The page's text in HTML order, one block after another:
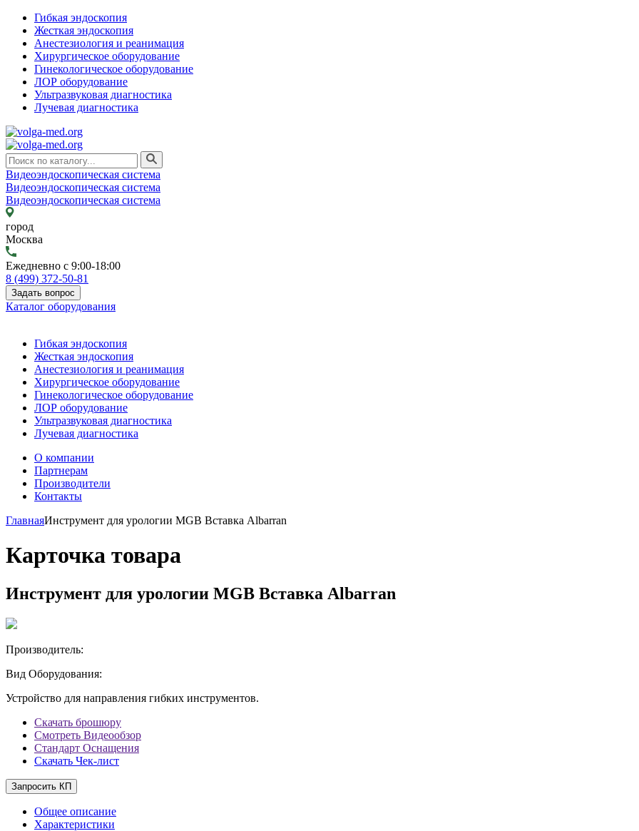
Гибкая эндоскопия
Жесткая эндоскопия
Анестезиология и реанимация
Хирургическое оборудование
Гинекологическое оборудование
ЛОР оборудование
Ультразвуковая диагностика
Лучевая диагностика
Видеоэндоскопическая система
Видеоэндоскопическая система
Видеоэндоскопическая система
город
Москва
Ежедневно с 9:00-18:00
8 (499) 372-50-81
Задать вопрос
Каталог оборудования
Гибкая эндоскопия
Жесткая эндоскопия
Анестезиология и реанимация
Хирургическое оборудование
Гинекологическое оборудование
ЛОР оборудование
Ультразвуковая диагностика
Лучевая диагностика
О компании
Партнерам
Производители
Контакты
ГлавнаяИнструмент для урологии MGB Вставка Albarran
Карточка товара
Инструмент для урологии MGB Вставка Albarran
Производитель:
Вид Оборудования:
Устройство для направления гибких инструментов.
Скачать брошюру
Смотреть Видеообзор
Стандарт Оснащения
Скачать Чек-лист
Запросить КП
Общее описание
Характеристики